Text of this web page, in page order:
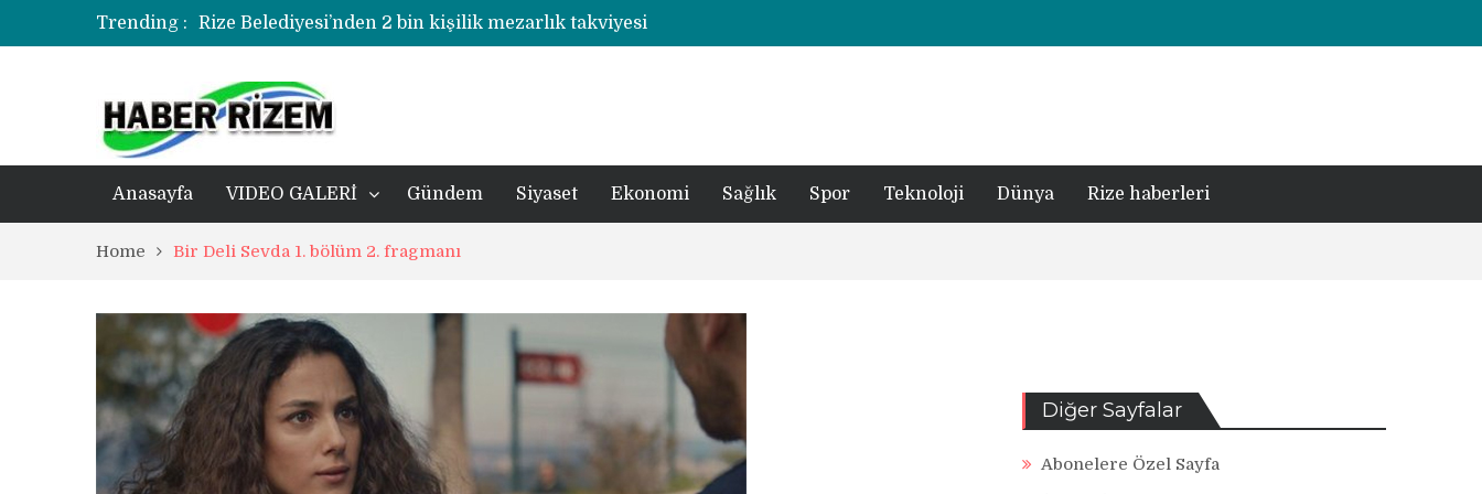
Trending :
Rize Belediyesi’nden 2 bin kişilik mezarlık takviyesi
Rize’de otizmli öğrencilerin eğitim gördüğü ahşap hobi atölyesine çarpan araç hasara neden oldu
Üzerine kale direği düşen minik futbolcu yiğit böyle uğurlandı
Rize’de uyuşturucu operasyonunda 1 şüpheli tutuklandı
Anasayfa VIDEO GALERİ Gündem Siyaset Ekonomi Sağlık Spor Teknoloji Dünya Rize haberleri
Home Bir Deli Sevda 1. bölüm 2. fragmanı
Diğer Sayfalar
Abonelere Özel Sayfa